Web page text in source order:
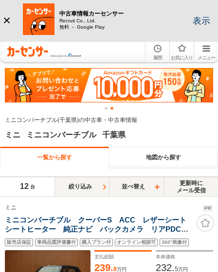
中古車情報カーセンサー
Recruit Co., Ltd.
無料 － Google Play
表示
履歴 お気に入り メニュー
ミニコンバーチブル(千葉県)の中古車・中古車情報
ミニ ミニコンバーチブル 千葉県
一覧から探す 地図から探す
12 台 絞り込み 並べ替え
更新時に
メール受信
ミニ PR
ミニコンバーチブル クーパーS ACC レザーシート
シートヒーター 純正ナビ バックカメラ リアPDC
インテリジェントセーフティ LEDヘッドライト オー
トライト ユニオンジャックテール アイドリングストッ
販売店保証 車両品質評価書付 購入プラン付 オンライン相談可 360°画像付
支払総額
239.8万円
本体価格
232.5万円